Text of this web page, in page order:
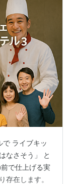
ライブキッ
なさそう」 と
で仕上げる実
存在します。